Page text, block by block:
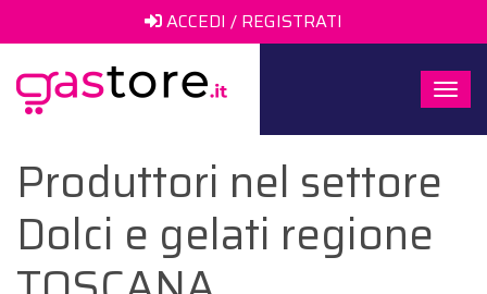
ACCEDI / REGISTRATI
Produttori nel settore
Dolci e gelati regione